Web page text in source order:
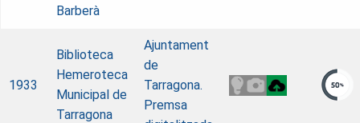
Barberà
1933
Biblioteca
Hemeroteca
Municipal de
Tarragona
Ajuntament
de
Tarragona.
Premsa